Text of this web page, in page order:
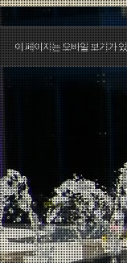
이 페이지는 모바일 보기가